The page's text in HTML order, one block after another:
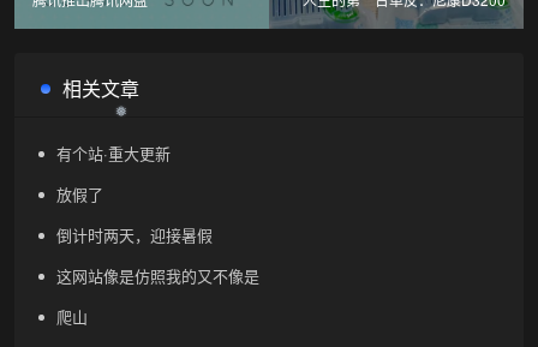
相关文章
有个站·重大更新
放假了
倒计时两天，迎接暑假
这网站像是仿照我的又不像是
爬山